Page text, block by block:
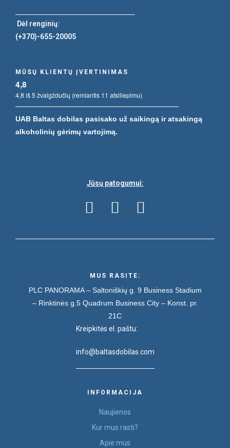
Dėl renginių:
(+370)-655-20005
MŪSŲ KLIENTŲ ĮVERTINIMAS
4,8
4,8 iš 5 žvaigždučių (remiantis 11 atsiliepimu)
UAB Baltas dobilas pasisako už saikingą ir atsakingą
alkoholinių gėrimų vartojimą.
Jūsų patogumui:
MUS RASITE:
PLC PANORAMA – Saltoniškių g. 9 Business Stadium
– Rinktinės g.5 Quadrum Business City – Konst. pr.
21C
Kreipkitės el. paštu:
info@baltasdobilas.com
INFORMACIJA
Naujienos
Kur mus rasti?
Apie mus